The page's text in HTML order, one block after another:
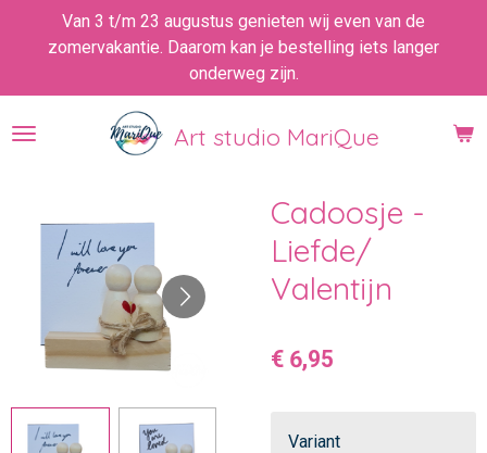
direct
de
hoofdinhoud
Art studio MariQue
Van 3 t/m 23 augustus genieten wij even van de
zomervakantie. Daarom kan je bestelling iets langer
onderweg zijn.
Cadoosje -
Liefde/
Valentijn
€ 6,95
Variant